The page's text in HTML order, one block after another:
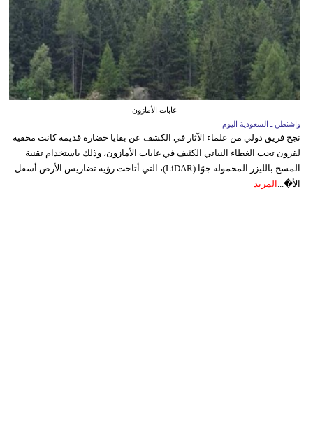
غابات الأمازون
واشنطن ـ السعودية اليوم
نجح فريق دولي من علماء الآثار في الكشف عن بقايا حضارة قديمة كانت مخفية
لقرون تحت الغطاء النباتي الكثيف في غابات الأمازون، وذلك باستخدام تقنية
المسح بالليزر المحمولة جوًا (LiDAR)، التي أتاحت رؤية تضاريس الأرض أسفل
الأ�... المزيد